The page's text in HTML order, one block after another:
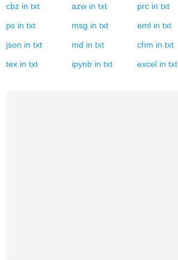
cbz in txt azw in txt prc in txt
ps in txt msg in txt eml in txt
json in txt md in txt chm in txt
tex in txt ipynb in txt excel in txt